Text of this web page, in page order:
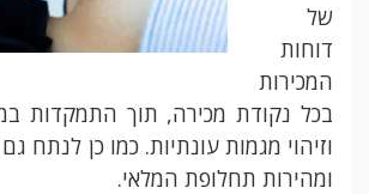
של
דוחות
המכירות
בכל נקודת מכירה, תוך התמקדות
וזיהוי מגמות עונתיות. כמו כן לנתח
ומהירות תחלופת המלאי.